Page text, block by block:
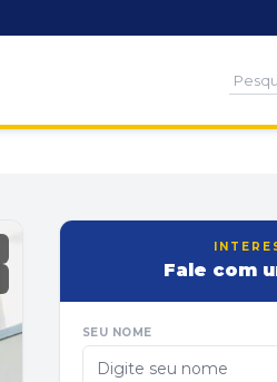
Fale com
SEU NOME